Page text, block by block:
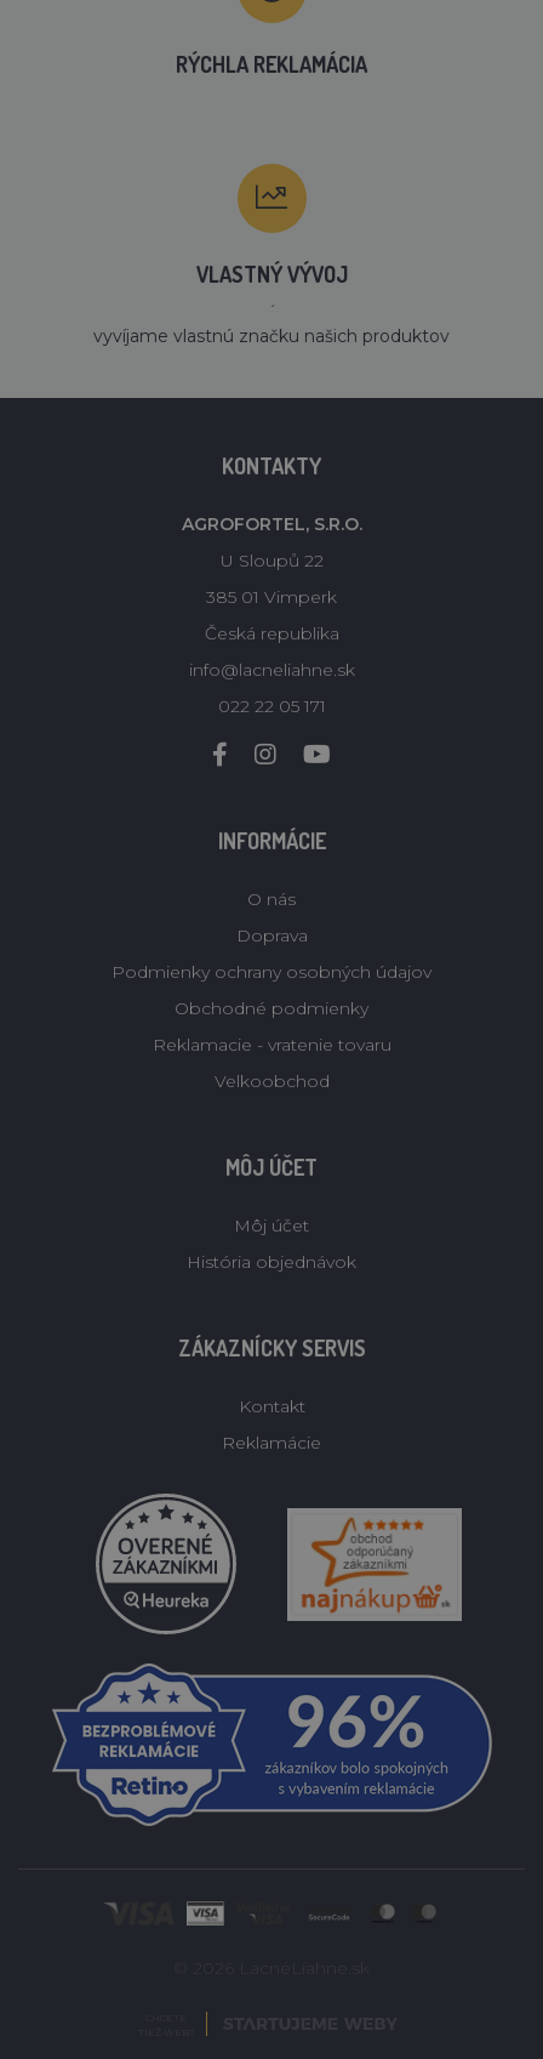
RÝCHLA REKLAMÁCIA
VLASTNÝ VÝVOJ
´
vyvíjame vlastnú značku našich produktov
KONTAKTY
AGROFORTEL, S.R.O.
U Sloupů 22
385 01 Vimperk
Česká republika
info@lacneliahne.sk
022 22 05 171
INFORMÁCIE
O nás
Doprava
Podmienky ochrany osobných údajov
Obchodné podmienky
Reklamacie - vratenie tovaru
Velkoobchod
MÔJ ÚČET
Môj účet
História objednávok
ZÁKAZNÍCKY SERVIS
Kontakt
Reklamácie